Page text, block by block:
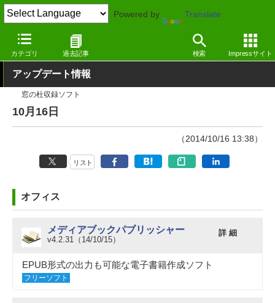
Powered by Translate
カテゴリ 過去記事 検索 Impressサイト
窓の杜 その他の話題 アップデート
アップデート情報
窓の杜収録ソフト
10月16日
（2014/10/16 13:38）
リスト
オフィス
メディアブックパブリッシャー
v4.2.31（14/10/15）
詳 細
EPUB形式の出力も可能な電子書籍作成ソフト
フリーソフト